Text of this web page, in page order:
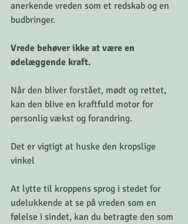
anerkende vreden som et redskab og en
budbringer.
Vrede behøver ikke at være en
ødelæggende kraft.
Når den bliver forstået, mødt og rettet,
kan den blive en kraftfuld motor for
personlig vækst og forandring.
Det er vigtigt at huske den kropslige
vinkel
At lytte til kroppens sprog i stedet for
udelukkende at se på vreden som en
følelse i sindet, kan du betragte den som